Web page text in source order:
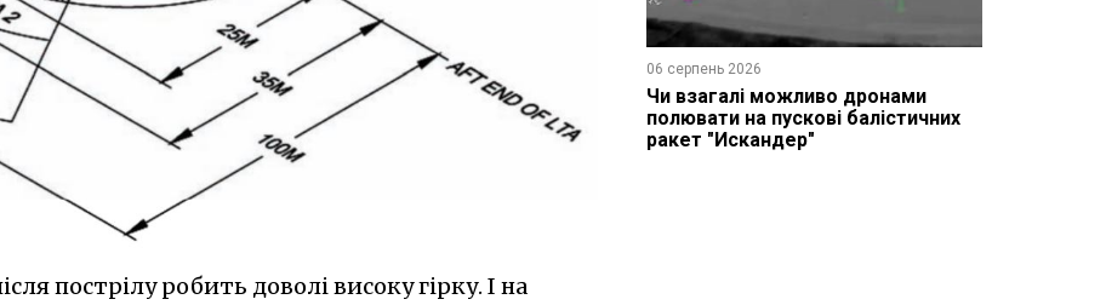
пострілу робить доволі високу гірку. І на
06 серпень 2026
Чи взагалі можливо дронами
полювати на пускові балістичних
ракет "Искандер"